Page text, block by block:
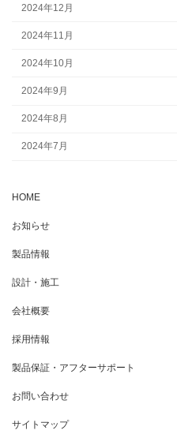
2024年12月
2024年11月
2024年10月
2024年9月
2024年8月
2024年7月
HOME
お知らせ
製品情報
設計・施工
会社概要
採用情報
製品保証・アフターサポート
お問い合わせ
サイトマップ